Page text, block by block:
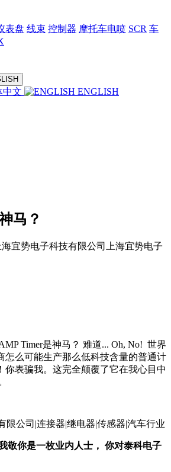
表盘 线束 控制器 摩托车电喷 SCR 车
中文 ENGLISH
马？
海宜势电子科技有限公司上海宜势电子
Timer是神马？ 难道... Oh, No! 世界
怎么可能生产那么低科技含量的普通计
你表骗我。这完全颠覆了它在我心目中
敬你是一枚业内人士， 你对泰科电子